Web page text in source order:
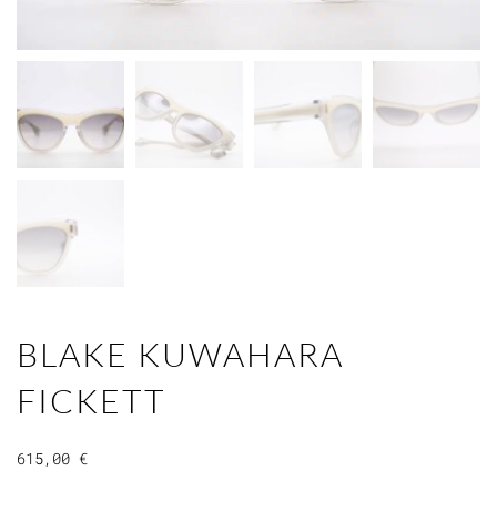
BLAKE KUWAHARA
FICKETT
615,00 €